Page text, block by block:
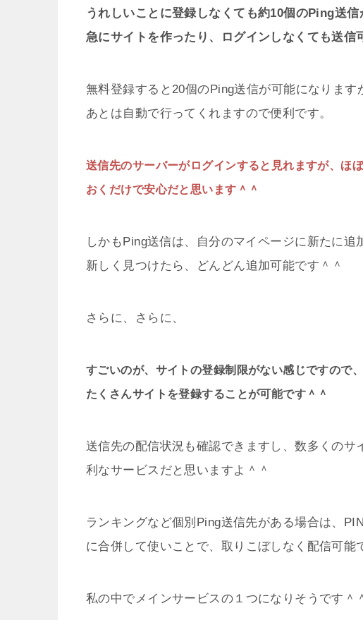
うれしいことに登録しなくても約10個のPing送信
急にサイトを作ったり、ログインしなくても送信
無料登録すると20個のPing送信が可能になります
あとは自動で行ってくれますので便利です。
送信先のサーバーがログインすると見れますが、ほ
おくだけで安心だと思います＾＾
しかもPing送信は、自分のマイページに新たに追
新しく見つけたら、どんどん追加可能です＾＾
さらに、さらに、
すごいのが、サイトの登録制限がない感じですので、
たくさんサイトを登録することが可能です＾＾
送信先の配信状況も確認できますし、数多くの
利なサービスだと思いますよ＾＾
ランキングなど個別Ping送信先がある場合は、
に合併して使いことで、取りこぼしなく配信可能
私の中でメインサービスの１つになりそうです＾